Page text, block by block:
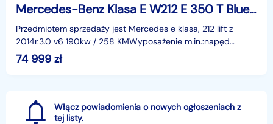
Mercedes-Benz Klasa E W212 E 350 T BlueTEC 4Matic 7G-TRONIC Avantgarde
Przedmiotem sprzedaży jest Mercedes e klasa, 212 lift z
2014r.3.0 v6 190kw / 258 KMWyposażenie m.in.:napęd
4x4,Asystent parkowania,Asystent martwego pola,Distro
74 999 zł
Włącz powiadomienia o nowych ogłoszeniach z
tej listy.